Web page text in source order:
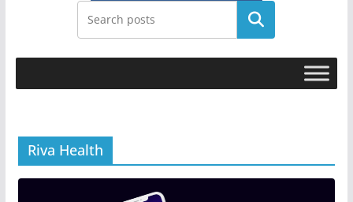
История о том, как «Пухососы»
улетели к чужому дяде
Поиск
Riva Health